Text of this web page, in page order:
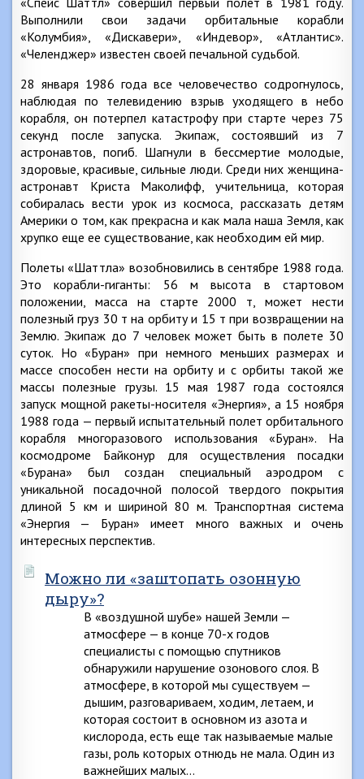
Выполнили свои задачи орбитальные корабли
«Колумбия», «Дискавери», «Индевор», «Атлантис».
«Челенджер» известен своей печальной судьбой.
28 января 1986 года все человечество содрогнулось,
наблюдая по телевидению взрыв уходящего в небо
корабля, он потерпел катастрофу при старте через 75
секунд после запуска. Экипаж, состоявший из 7
астронавтов, погиб. Шагнули в бессмертие молодые,
здоровые, красивые, сильные люди. Среди них женщина-
астронавт Криста Маколифф, учительница, которая
собиралась вести урок из космоса, рассказать детям
Америки о том, как прекрасна и как мала наша Земля, как
хрупко еще ее существование, как необходим ей мир.
Полеты «Шаттла» возобновились в сентябре 1988 года.
Это корабли-гиганты: 56 м высота в стартовом
положении, масса на старте 2000 т, может нести
полезный груз 30 т на орбиту и 15 т при возвращении на
Землю. Экипаж до 7 человек может быть в полете 30
суток. Но «Буран» при немного меньших размерах и
массе способен нести на орбиту и с орбиты такой же
массы полезные грузы. 15 мая 1987 года состоялся
запуск мощной ракеты-носителя «Энергия», а 15 ноября
1988 года — первый испытательный полет орбитального
корабля многоразового использования «Буран». На
космодроме Байконур для осуществления посадки
«Бурана» был создан специальный аэродром с
уникальной посадочной полосой твердого покрытия
длиной 5 км и шириной 80 м. Транспортная система
«Энергия — Буран» имеет много важных и очень
интересных перспектив.
Можно ли «заштопать озонную
дыру»?
В «воздушной шубе» нашей Земли —
атмосфере — в конце 70-х годов
специалисты с помощью спутников
обнаружили нарушение озонового слоя. В
атмосфере, в которой мы существуем —
дышим, разговариваем, ходим, летаем, и
которая состоит в основном из азота и
кислорода, есть еще так называемые малые
газы, роль которых отнюдь не мала. Один из
важнейших малых…